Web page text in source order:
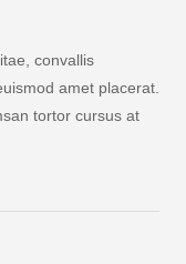
convallis
amet placerat.
tortor cursus at